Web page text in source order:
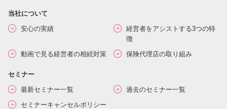
当社について
安心の実績
経営者をアシストする3つの特
徴
動画で見る経営者の相続対策
保険代理店の取り組み
セミナー
最新セミナー一覧
過去のセミナー一覧
セミナーキャンセルポリシー